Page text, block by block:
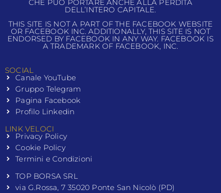
CHE PUÒ PORTARE ANCHE ALLA PERDITA
DELL’INTERO CAPITALE.
THIS SITE IS NOT A PART OF THE FACEBOOK WEBSITE
OR FACEBOOK INC. ADDITIONALLY, THIS SITE IS NOT
ENDORSED BY FACEBOOK IN ANY WAY. FACEBOOK IS
A TRADEMARK OF FACEBOOK, INC.
SOCIAL
Canale YouTube
Gruppo Telegram
Pagina Facebook
Profilo Linkedin
LINK VELOCI
Privacy Policy
Cookie Policy
Termini e Condizioni
TOP BORSA SRL
via G.Rossa, 7 35020 Ponte San Nicolò (PD)